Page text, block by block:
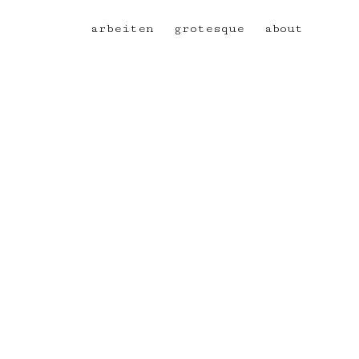
arbeiten grotesque about